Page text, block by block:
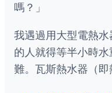
嗎？」
我遇過用大型電熱
的人就得等半小時
難。瓦斯熱水器（即